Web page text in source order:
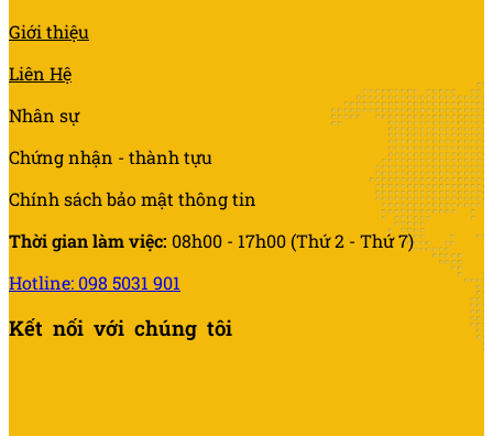
Giới thiệu
Liên Hệ
Nhân sự
Chứng nhận - thành tựu
Chính sách bảo mật thông tin
Thời gian làm việc: 08h00 - 17h00 (Thứ 2 - Thứ 7)
Hotline: 098 5031 901
Kết nối với chúng tôi